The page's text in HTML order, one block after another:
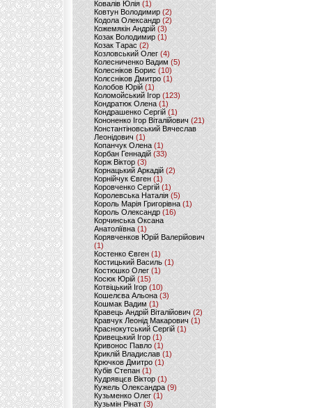
Ковалів Юлія(1)
Ковтун Володимир (2)
Кодола Олександр (2)
Кожемякін Андрій (3)
Козак Володимир (1)
Козак Тарас (2)
Козловський Олег(4)
Колесниченко Вадим (5)
Колесніков Борис (10)
Колєсніков Дмитро (1)
Колобов Юрій (1)
Коломойський Ігор (123)
Кондратюк Олена(1)
Кондрашенко Сергій (1)
Кононенко Ігор Віталійович (21)
Константіновський Вячеслав
Леонідович (1)
Копанчук Олена (1)
Корбан Геннадій (33)
Корж Віктор (3)
Корнацький Аркадій (2)
Корнійчук Євген (1)
Коровченко Сергій (1)
Королевська Наталія(5)
Король Марія Григорівна (1)
Король Олександр (16)
Корчинська Оксана
Анатоліївна (1)
Корявченков Юрій Валерійович
(1)
Костенко Євген (1)
Костицький Василь (1)
Костюшко Олег (1)
Косюк Юрій (15)
Котвіцький Ігор (10)
Кошелєва Альона(3)
Кошмак Вадим (1)
Кравець Андрій Віталійович (2)
Кравчук Леонід Макарович (1)
Краснокутський Сергій (1)
Кривецький Ігор (1)
Кривонос Павло (1)
Криклій Владислав (1)
Крючков Дмитро(1)
Кубів Степан(1)
Кудрявцєв Віктор (1)
Кужель Олександра (9)
Кузьменко Олег (1)
Кузьмін Рінат(3)